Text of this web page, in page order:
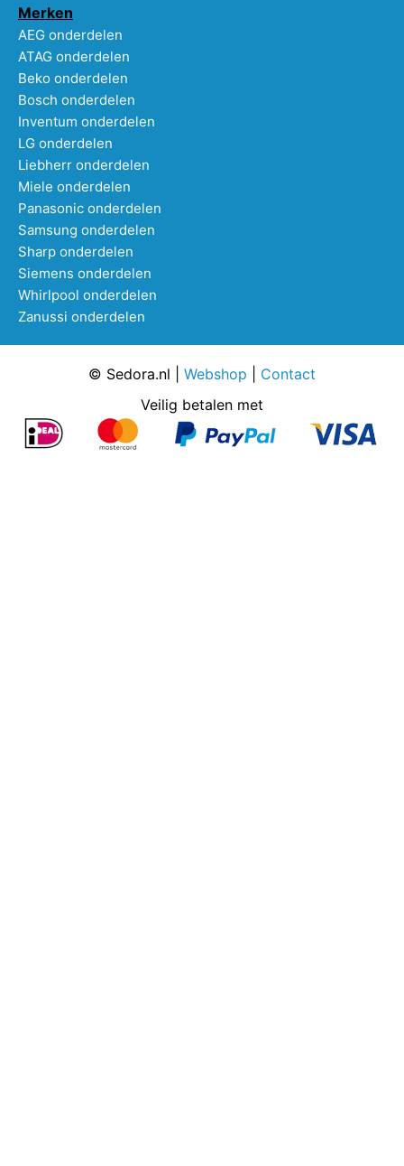
Merken
AEG onderdelen
ATAG onderdelen
Beko onderdelen
Bosch onderdelen
Inventum onderdelen
LG onderdelen
Liebherr onderdelen
Miele onderdelen
Panasonic onderdelen
Samsung onderdelen
Sharp onderdelen
Siemens onderdelen
Whirlpool onderdelen
Zanussi onderdelen
© Sedora.nl | Webshop
Contact
Veilig betalen met